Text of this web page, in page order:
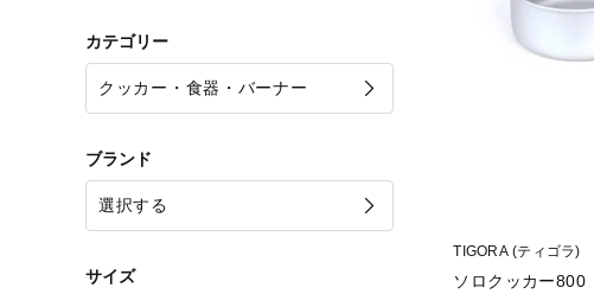
カテゴリー
ブランド
サイズ
TIGORA (ティゴラ)
ソロクッカー800